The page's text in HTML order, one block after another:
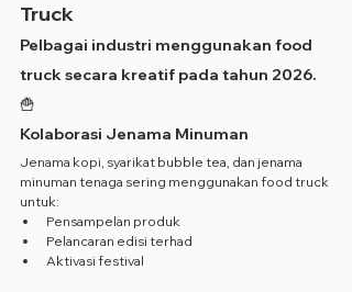
Truck
Pelbagai industri menggunakan food
truck secara kreatif pada tahun 2026.
🍟
Kolaborasi Jenama Minuman
Jenama kopi, syarikat bubble tea, dan jenama
minuman tenaga sering menggunakan food truck
untuk:
Pensampelan produk
Pelancaran edisi terhad
Aktivasi festival